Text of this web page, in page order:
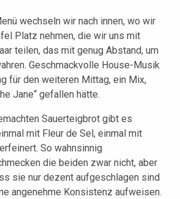
wechseln wir nach innen, wo wir
Platz nehmen, die wir uns mit
teilen, das mit genug Abstand, um
Geschmackvolle House-Musik
für den weiteren Mittag, ein Mix,
Jane“ gefallen hätte.
Sauerteigbrot gibt es
mit Fleur de Sel, einmal mit
So wahnsinnig
die beiden zwar nicht, aber
sie nur dezent aufgeschlagen sind
angenehme Konsistenz aufweisen.